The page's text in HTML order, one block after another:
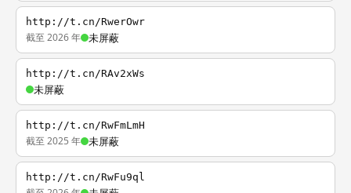
http://t.cn/RwerOwr
截至 2026 年 未屏蔽
http://t.cn/RAv2xWs
未屏蔽
http://t.cn/RwFmLmH
截至 2025 年 未屏蔽
http://t.cn/RwFu9ql